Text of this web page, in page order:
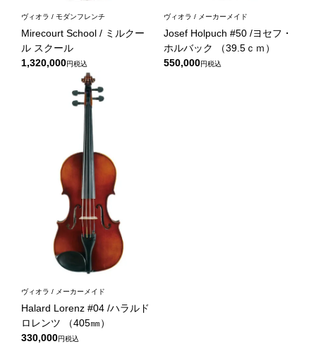
ヴィオラ / モダンフレンチ
Mirecourt School / ミルクー
ル スクール
1,320,000
税込
ヴィオラ / メーカーメイド
Josef Holpuch #50 /ヨセフ・
ホルバック （39.5ｃｍ）
550,000
税込
ヴィオラ / メーカーメイド
Halard Lorenz #04 /ハラルド
ロレンツ （405㎜）
330,000
税込